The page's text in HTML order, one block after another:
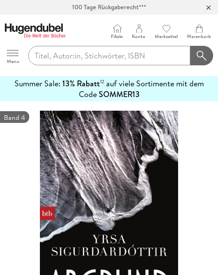
100 Tage Rückgaberecht***
Hugendubel
Menu
Filiale Konto Merkzettel Warenkorb
Summer Sale: 13% Rabatt12auf viele Sortimente mit dem
CodeSOMMER13
erfahren
Band 4